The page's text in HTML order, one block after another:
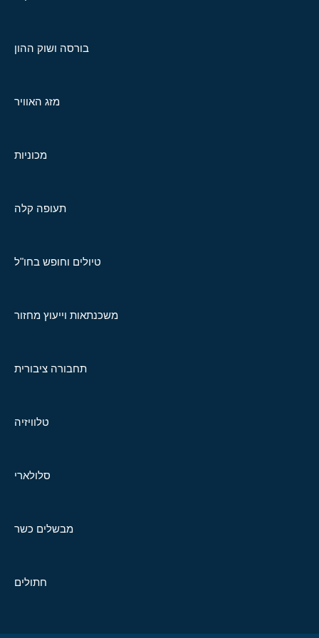
בורסה ושוק ההון
מזג האוויר
מכוניות
תעופה קלה
טיולים וחופש בחו"ל
משכנתאות וייעוץ מחזור
תחבורה ציבורית
טלוויזיה
סלולארי
מבשלים כשר
חתולים